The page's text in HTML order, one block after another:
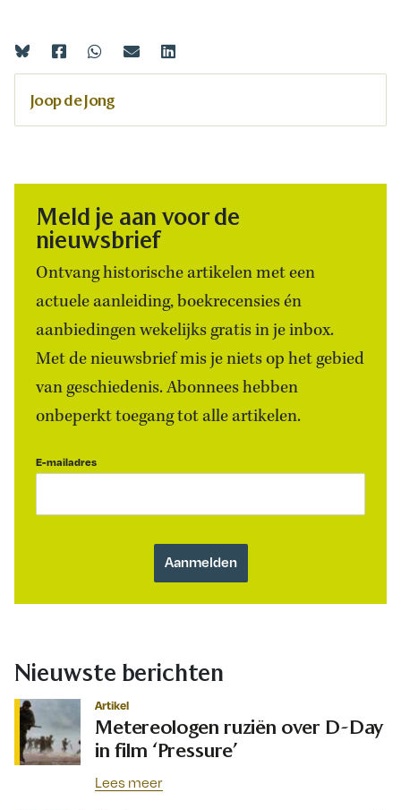
Joop de Jong
Meld je aan voor de
nieuwsbrief
Ontvang historische artikelen met een
actuele aanleiding, boekrecensies én
aanbiedingen wekelijks gratis in je inbox.
Met de nieuwsbrief mis je niets op het gebied
van geschiedenis. Abonnees hebben
onbeperkt toegang tot alle artikelen.
E-mailadres
Nieuwste berichten
Artikel
Metereologen ruziën over D-Day
in film ‘Pressure’
Lees meer